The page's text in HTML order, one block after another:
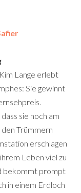
Lange erlebt
Sie gewinnt
sie noch am
Trümmern
erschlagen
Leben viel zu
bekommt prompt
in einem Erdloch